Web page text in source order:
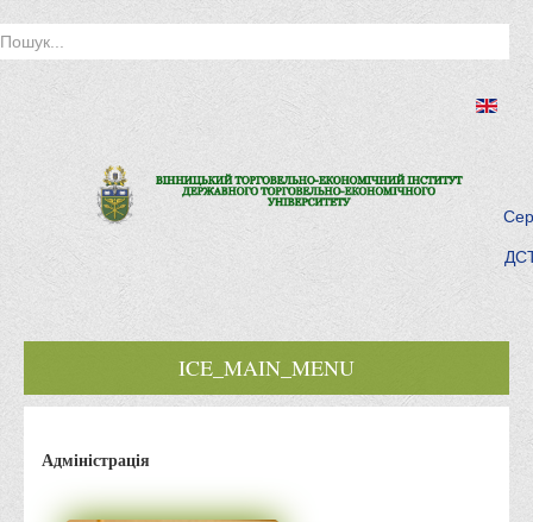
ICE_MAIN_MENU
Історія інституту
Інститут сьогодні
Адміністрація